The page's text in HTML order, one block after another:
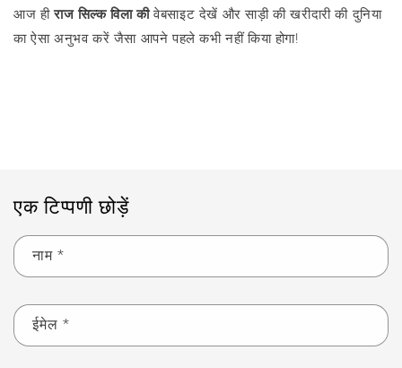
आज हीराज सिल्क विला कीवेबसाइट देखें और साड़ी की खरीदारी की दुनिया
का ऐसा अनुभव करें जैसा आपने पहले कभी नहीं किया होगा!
एक टिप्पणी छोड़ें
नाम *
ईमेल *